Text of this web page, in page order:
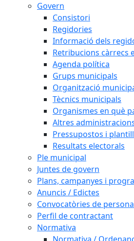
Govern
Consistori
Regidories
Informació dels
Retribucions càrrecs
Agenda política
Grups municipals
Organització
Tècnics municipals
Organismes en què
Altres
Pressupostos i
Resultats electorals
Ple municipal
Juntes de govern
Plans, campanyes i
Anuncis / Edictes
Convocatòries de
Perfil de contractant
Normativa